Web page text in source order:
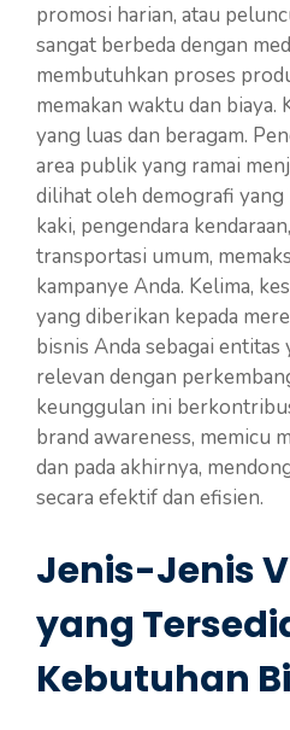
promosi harian, atau
sangat berbeda dengan
membutuhkan proses
memakan waktu dan biaya.
yang luas dan beragam.
area publik yang ramai
dilihat oleh demografi yang
kaki, pengendara
transportasi umum,
kampanye Anda. Kelima,
yang diberikan kepada
bisnis Anda sebagai
relevan dengan
keunggulan ini
brand awareness, memicu
dan pada akhirnya,
secara efektif dan efisien.
Jenis-Jenis
yang
Kebutuhan